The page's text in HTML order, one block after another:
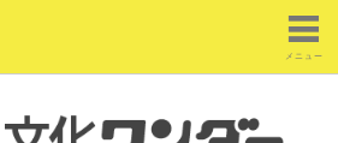
メニュー